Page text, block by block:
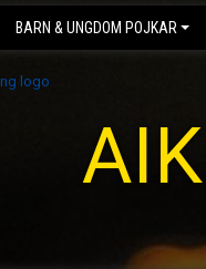
BARN & UNGDOM POJKAR